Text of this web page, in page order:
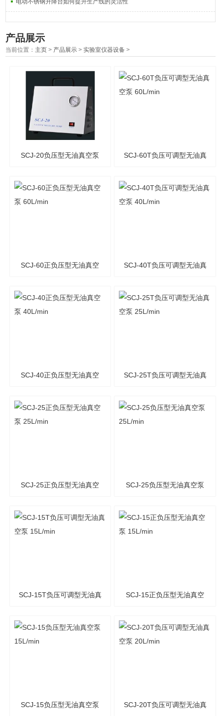
电动不锈钢升降台如何提升生产线的灵活性
产品展示
当前位置： 主页 > 产品展示 >实验室仪器设备 >
SCJ-20负压型无油真空泵 SCJ-60T负压可调型无油真
SCJ-60正负压型无油真空 SCJ-40T负压可调型无油真
SCJ-40正负压型无油真空 SCJ-25T负压可调型无油真
SCJ-25正负压型无油真空 SCJ-25负压型无油真空泵
SCJ-15T负压可调型无油真 SCJ-15正负压型无油真空
SCJ-15负压型无油真空泵 SCJ-20T负压可调型无油真